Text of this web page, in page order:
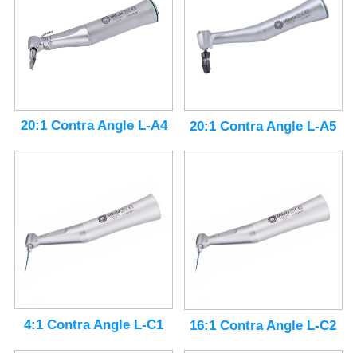
20:1 Contra Angle L-A4 20:1 Contra Angle L-A5
4:1 Contra Angle L-C1 16:1 Contra Angle L-C2